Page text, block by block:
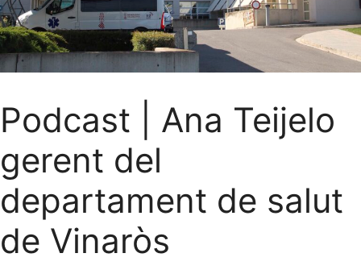
Podcast | Ana Teijelo
gerent del
departament de salut
de Vinaròs